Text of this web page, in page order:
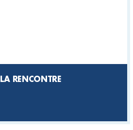
RENCONTRE